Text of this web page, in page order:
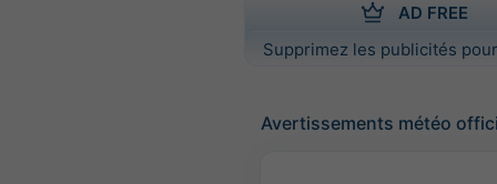
AD FREE
Supprimez les publicités
Avertissements météo